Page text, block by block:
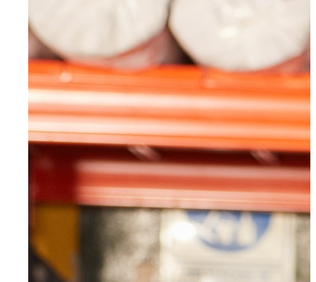
Haan
Radevormwald